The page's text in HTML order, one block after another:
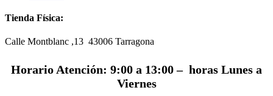
Tienda Física:
Calle Montblanc ,13 43006 Tarragona
Horario Atención: 9:00 a 13:00 – horas Lunes a
Viernes